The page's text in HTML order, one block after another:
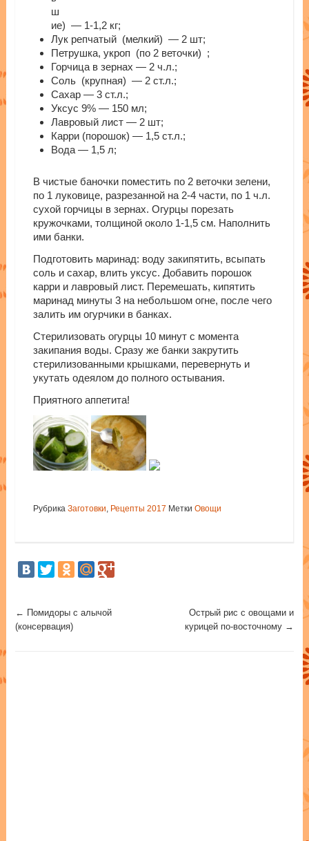
ш
ие) — 1-1,2 кг;
Лук репчатый (мелкий) — 2 шт;
Петрушка, укроп (по 2 веточки) ;
Горчица в зернах — 2 ч.л.;
Соль (крупная) — 2 ст.л.;
Сахар — 3 ст.л.;
Уксус 9% — 150 мл;
Лавровый лист — 2 шт;
Карри (порошок) — 1,5 ст.л.;
Вода — 1,5 л;
В чистые баночки поместить по 2 веточки зелени,
по 1 луковице, разрезанной на 2-4 части, по 1 ч.л.
сухой горчицы в зернах. Огурцы порезать
кружочками, толщиной около 1-1,5 см. Наполнить
ими банки.
Подготовить маринад: воду закипятить, всыпать
соль и сахар, влить уксус. Добавить порошок
карри и лавровый лист. Перемешать, кипятить
маринад минуты 3 на небольшом огне, после чего
залить им огурчики в банках.
Стерилизовать огурцы 10 минут с момента
закипания воды. Сразу же банки закрутить
стерилизованными крышками, перевернуть и
укутать одеялом до полного остывания.
Приятного аппетита!
Рубрика Заготовки Рецепты 2017 Метки Овощи
Post navigation
← Помидоры с алычой
(консервация)
Острый рис с овощами и
курицей по-восточному →